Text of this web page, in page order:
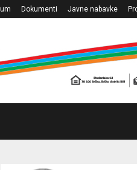
Dokumenti Javne nabavke